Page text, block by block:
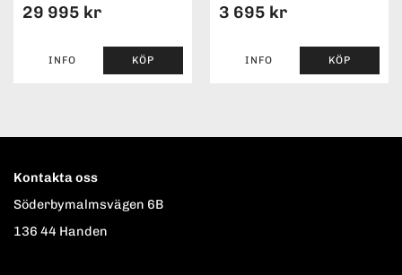
29 995 kr
INFO KÖP
3 695 kr
INFO KÖP
Kontakta oss
Söderbymalmsvägen 6B
136 44 Handen